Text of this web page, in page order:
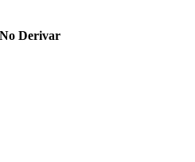
Derivar